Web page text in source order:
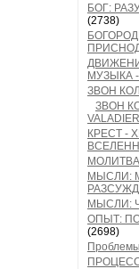
БОГ:
(2738)
МУЗЫКА
ЗВОН
ЗВОН
КРЕСТ -
МОЛИТВА
МЫСЛИ:
МЫСЛИ:
ОПЫТ:
(2698)
ПРОЦЕСС